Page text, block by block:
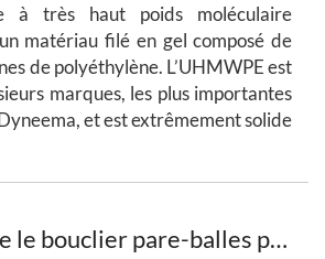
à très haut poids moléculaire
matériau filé en gel composé de
de polyéthylène. L’UHMWPE est
marques, les plus importantes
et est extrêmement solide
Qu’est-ce que le bouclier pare-balles portable ?